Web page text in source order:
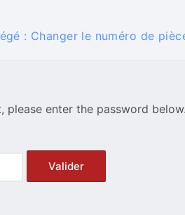
: Changer le numéro de
enter the password